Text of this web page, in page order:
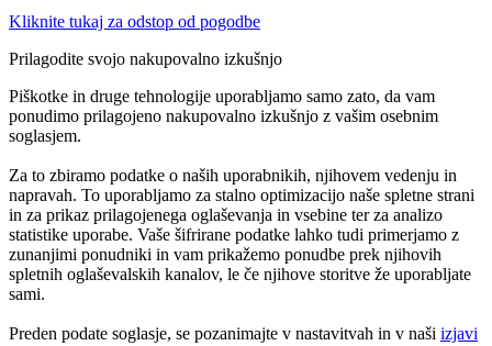
Kliknite tukaj za odstop od pogodbe
Prilagodite svojo nakupovalno izkušnjo
Piškotke in druge tehnologije uporabljamo samo zato, da vam
ponudimo prilagojeno nakupovalno izkušnjo z vašim osebnim
soglasjem.
Za to zbiramo podatke o naših uporabnikih, njihovem vedenju in
napravah. To uporabljamo za stalno optimizacijo naše spletne strani
in za prikaz prilagojenega oglaševanja in vsebine ter za analizo
statistike uporabe. Vaše šifrirane podatke lahko tudi primerjamo z
zunanjimi ponudniki in vam prikažemo ponudbe prek njihovih
spletnih oglaševalskih kanalov, le če njihove storitve že uporabljate
sami.
Preden podate soglasje, se pozanimajte v nastavitvah in v naši izjavi